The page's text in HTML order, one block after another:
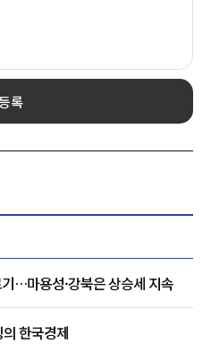
록
…마용성·강북은 상승세 지속
한국경제